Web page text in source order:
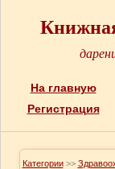
На главную
Регистрация
Категории >>